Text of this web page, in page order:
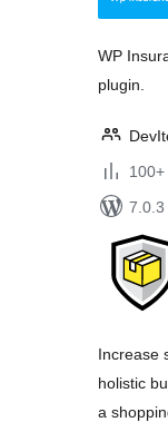
WP
plugin.
100+
7.0.3
Increase
holistic
a